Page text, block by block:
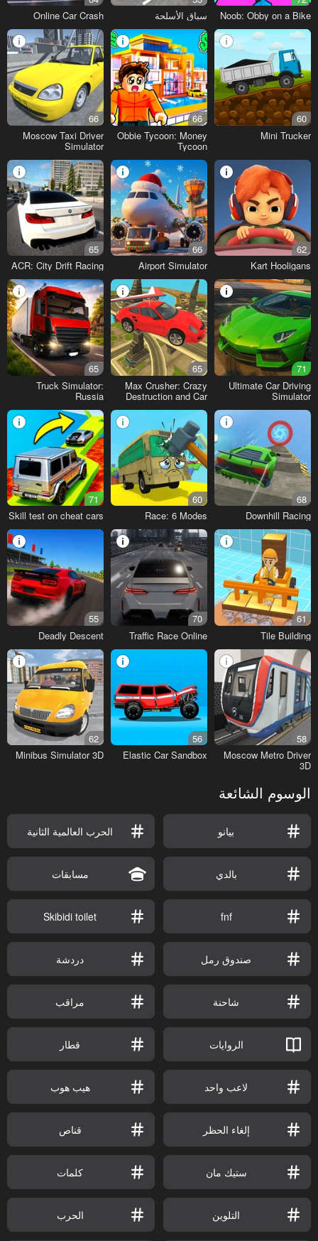
Noob: Obby on a Bike
سباق الأسلحة
Online Car Crash
60
Mini Trucker
66
Obbie Tycoon: Money
Tycoon
66
Moscow Taxi Driver
Simulator
62
Kart Hooligans
66
Airport Simulator
65
ACR: City Drift Racing
71
Ultimate Car Driving
Simulator
65
Max Crusher: Crazy
Destruction and Car
65
Truck Simulator:
Russia
68
Downhill Racing
60
Race: 6 Modes
71
Skill test on cheat cars
61
Tile Building
70
Traffic Race Online
55
Deadly Descent
58
Moscow Metro Driver
3D
56
Elastic Car Sandbox
62
Minibus Simulator 3D
الوسوم الشائعة
بيانو الحرب العالمية الثانية
بالدي مسابقات
fnf
Skibidi toilet
صندوق رمل دردشة
شاحنة مراقب
الروايات قطار
لاعب واحد هيب هوب
إلغاء الحظر قناص
ستيك مان كلمات
التلوين الحرب